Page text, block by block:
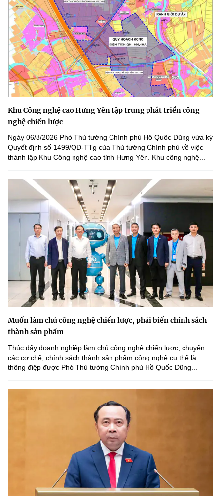
Khu Công nghệ cao Hưng Yên tập trung phát triển công
nghệ chiến lược
Ngày 06/8/2026 Phó Thủ tướng Chính phủ Hồ Quốc Dũng vừa ký
Quyết định số 1499/QĐ-TTg của Thủ tướng Chính phủ về việc
thành lập Khu Công nghệ cao tỉnh Hưng Yên. Khu công nghệ...
Muốn làm chủ công nghệ chiến lược, phải biến chính sách
thành sản phẩm
Thúc đẩy doanh nghiệp làm chủ công nghệ chiến lược, chuyển
các cơ chế, chính sách thành sản phẩm công nghệ cụ thể là
thông điệp được Phó Thủ tướng Chính phủ Hồ Quốc Dũng...